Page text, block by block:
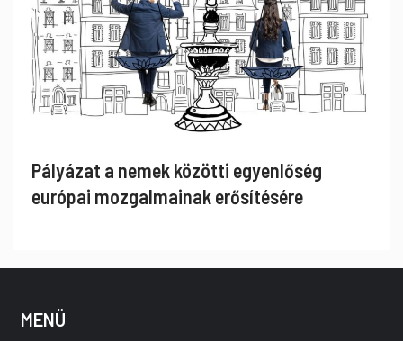
Pályázat a nemek közötti egyenlőség
európai mozgalmainak erősítésére
MENÜ